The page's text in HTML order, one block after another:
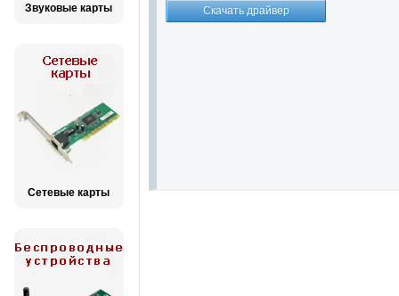
Звуковые карты
Сетевые карты